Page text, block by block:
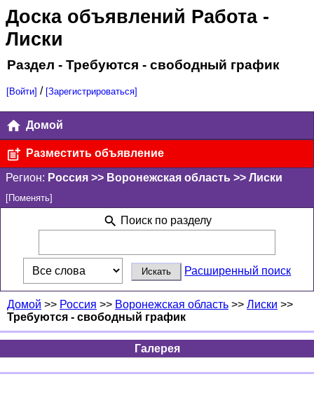
Доска объявлений Работа-
Лиски
Раздел - Требуются - свободный график
[Войти] / [Зарегистрироваться]
Домой
Разместить объявление
Регион: Россия >> Воронежская область >> Лиски
[Поменять]
Поиск по разделу
Расширенный поиск
Домой >> Россия >> Воронежская область >> Лиски >>
Требуются - свободный график
Галерея